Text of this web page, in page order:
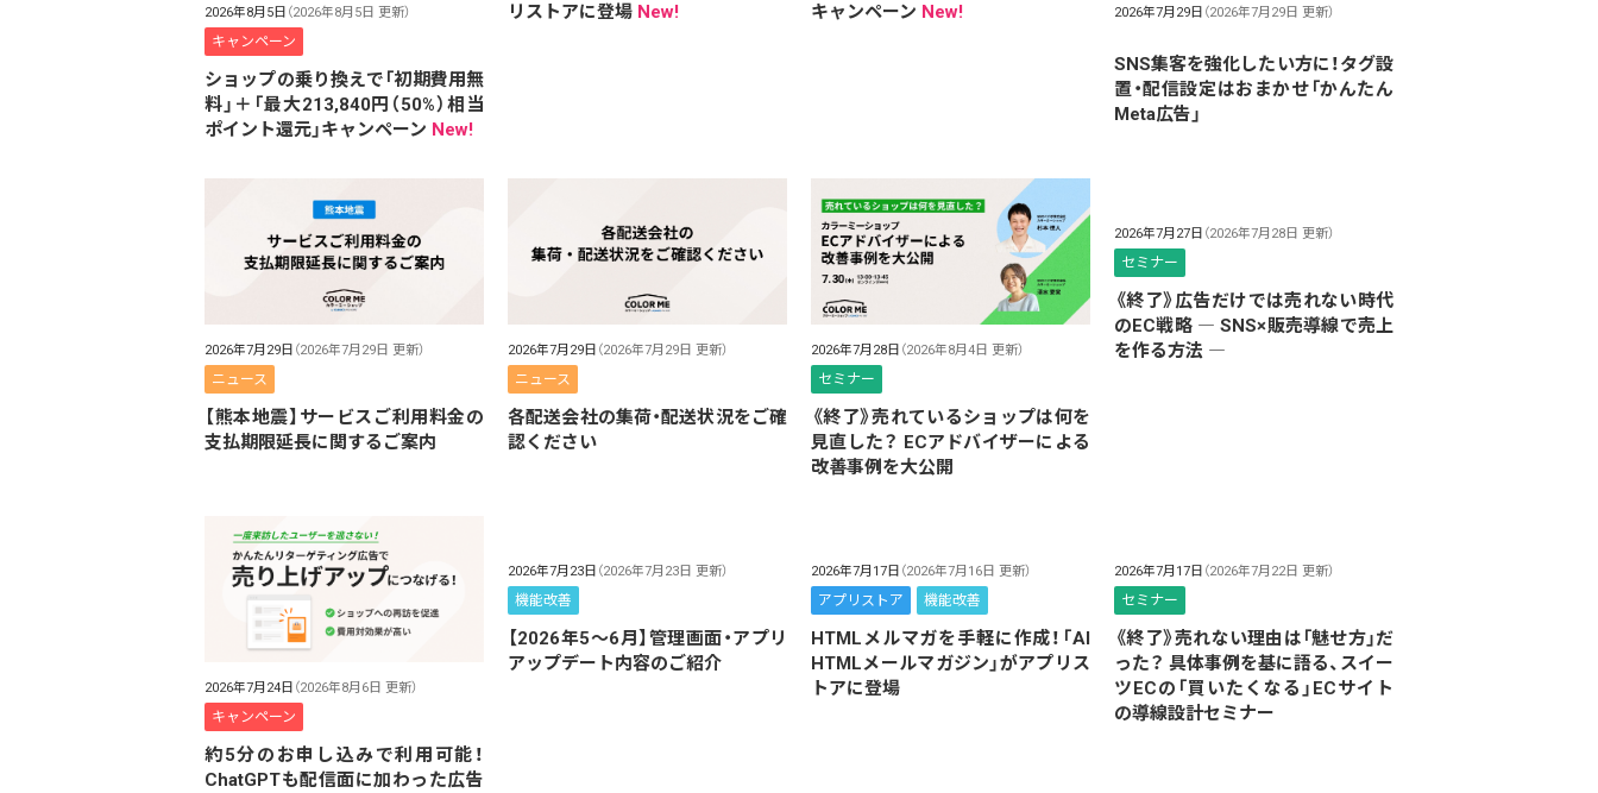
2026年8月5日 （2026年8月5日 更新）
キャンペーン
ショップの乗り換えで「初期費用無
料」＋「最大213,840円（50%）相当
ポイント還元」キャンペーン New!
リストアに登場 New!
キャンペーン New! 2026年7月29日 （2026年7月29日 更新）
SNS集客を強化したい方に！タグ設
置・配信設定はおまかせ「かんたん
Meta広告」
2026年7月29日 （2026年7月29日 更新）
ニュース
【熊本地震】サービスご利用料金の
支払期限延長に関するご案内
2026年7月29日 （2026年7月29日 更新）
ニュース
各配送会社の集荷・配送状況をご確
認ください
2026年7月28日 （2026年8月4日 更新）
セミナー
《終了》売れているショップは何を
見直した？ ECアドバイザーによる
改善事例を大公開
2026年7月27日 （2026年7月28日 更新）
セミナー
《終了》広告だけでは売れない時代
のEC戦略 ― SNS×販売導線で売上
を作る方法 ―
2026年7月24日 （2026年8月6日 更新）
キャンペーン
約5分のお申し込みで利用可能！
ChatGPTも配信面に加わった広告
2026年7月23日 （2026年7月23日 更新）
機能改善
【2026年5～6月】管理画面・アプリ
アップデート内容のご紹介
2026年7月17日 （2026年7月16日 更新）
アプリストア 機能改善
HTMLメルマガを手軽に作成！「AI
HTMLメールマガジン」がアプリス
トアに登場
2026年7月17日 （2026年7月22日 更新）
セミナー
《終了》売れない理由は「魅せ方」だ
った？ 具体事例を基に語る、スイー
ツECの「買いたくなる」ECサイト
の導線設計セミナー